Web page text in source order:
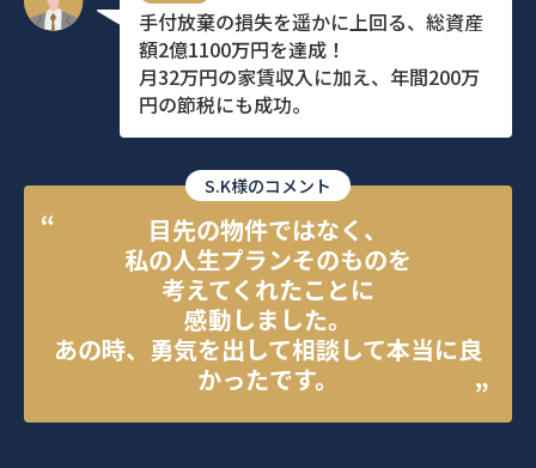
手付放棄の損失を遥かに上回る、総資産
額2億1100万円を達成！
月32万円の家賃収入に加え、年間200万
円の節税にも成功。
S.K様のコメント
目先の物件ではなく、
私の人生プランそのものを
考えてくれたことに
感動しました。
あの時、勇気を出して相談して本当に良
かったです。